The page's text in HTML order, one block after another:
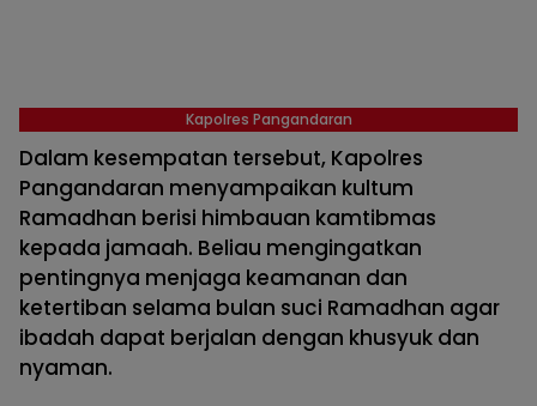
Kapolres Pangandaran
Dalam kesempatan tersebut, Kapolres
Pangandaran menyampaikan kultum
Ramadhan berisi himbauan kamtibmas
kepada jamaah. Beliau mengingatkan
pentingnya menjaga keamanan dan
ketertiban selama bulan suci Ramadhan agar
ibadah dapat berjalan dengan khusyuk dan
nyaman.